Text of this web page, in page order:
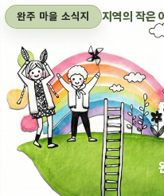
완주 마을 소식지 지역의 작은